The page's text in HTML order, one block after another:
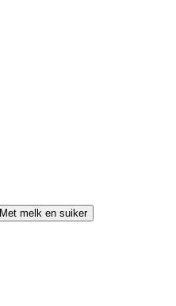
Met melk en suiker